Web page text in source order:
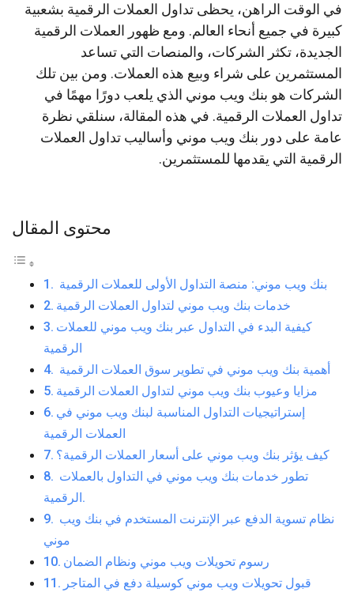
في الوقت الراهن، يحظى تداول العملات الرقمية بشعبية
كبيرة في جميع أنحاء العالم. ومع ظهور العملات الرقمية
الجديدة، تكثر الشركات، والمنصات التي تساعد
المستثمرين على شراء وبيع هذه العملات. ومن بين تلك
الشركات هو بنك ويب موني الذي يلعب دورًا مهمًا في
تداول العملات الرقمية. في هذه المقالة، سنلقي نظرة
عامة على دور بنك ويب موني وأساليب تداول العملات
الرقمية التي يقدمها للمستثمرين.
محتوى المقال
بنك ويب موني: منصة التداول الأولى للعملات الرقمية
خدمات بنك ويب موني لتداول العملات الرقمية
كيفية البدء في التداول عبر بنك ويب موني للعملات
الرقمية
أهمية بنك ويب موني في تطوير سوق العملات الرقمية
مزايا وعيوب بنك ويب موني لتداول العملات الرقمية
إستراتيجيات التداول المناسبة لبنك ويب موني في
العملات الرقمية
كيف يؤثر بنك ويب موني على أسعار العملات الرقمية؟
الرقمية.
موني
رسوم تحويلات ويب موني ونظام الضمان
قبول تحويلات ويب موني كوسيلة دفع في المتاجر